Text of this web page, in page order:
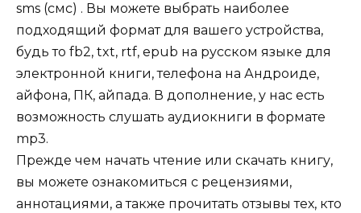
sms (смс) . Вы можете выбрать наиболее
подходящий формат для вашего устройства,
будь то fb2, txt, rtf, epub на русском языке для
электронной книги, телефона на Андроиде,
айфона, ПК, айпада. В дополнение, у нас есть
возможность слушать аудиокниги в формате
mp3.
Прежде чем начать чтение или скачать книгу,
вы можете ознакомиться с рецензиями,
аннотациями, а также прочитать отзывы тех, кто